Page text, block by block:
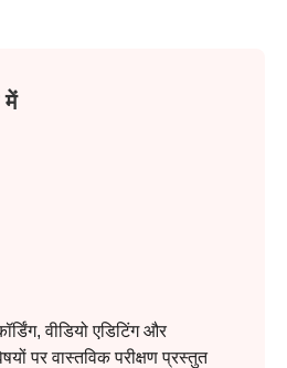
में
वीडियो एडिटिंग और
पर वास्तविक परीक्षण प्रस्तुत